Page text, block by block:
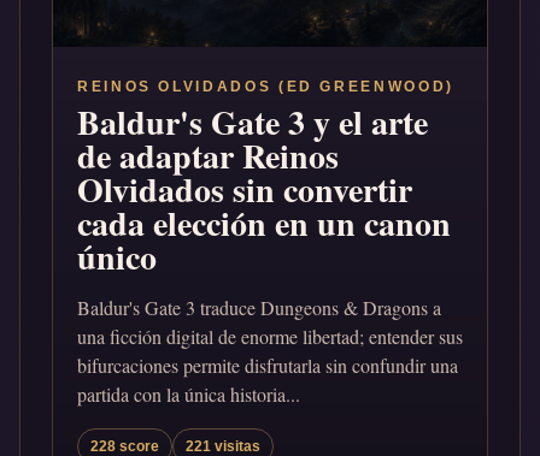
REINOS OLVIDADOS (ED GREENWOOD)
Baldur's Gate 3 y el arte
de adaptar Reinos
Olvidados sin convertir
cada elección en un canon
único
Baldur's Gate 3 traduce Dungeons & Dragons a
una ficción digital de enorme libertad; entender sus
bifurcaciones permite disfrutarla sin confundir una
partida con la única historia...
228 score 221 visitas